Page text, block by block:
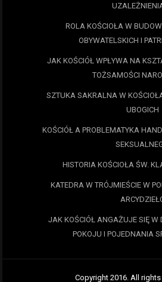
ROLA KOŚCIOŁA W
OBYWATELSKICH I
JAK KOŚCIÓŁ WPŁYWA NA
TOŻSAMOŚCI
SZTUKA SAKRALNA W
UBOGICH
KOŚCIÓŁ A PROBLEMATYKA
HISTORIA KOŚCIOŁA ŚW.
KATEDRA W TRÓJMIEŚCIE W
JAK KOŚCIÓŁ ANGAŻUJE SIĘ
POKOJU I POJEDNANIA
Copyright 2016. All rights